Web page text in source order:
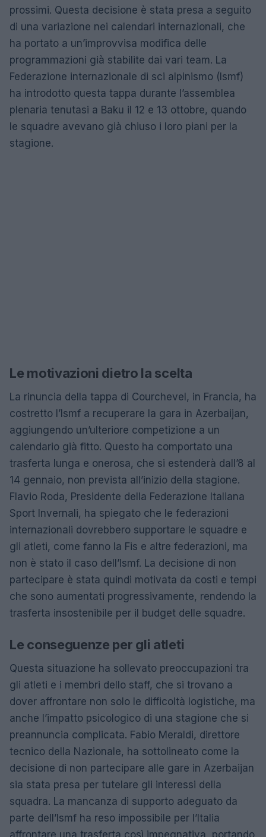
prossimi. Questa decisione è stata presa a seguito
di una variazione nei calendari internazionali, che
ha portato a un’improvvisa modifica delle
programmazioni già stabilite dai vari team. La
Federazione internazionale di sci alpinismo (Ismf)
ha introdotto questa tappa durante l’assemblea
plenaria tenutasi a Baku il 12 e 13 ottobre, quando
le squadre avevano già chiuso i loro piani per la
stagione.
Le motivazioni dietro la scelta
La rinuncia della tappa di Courchevel, in Francia, ha
costretto l’Ismf a recuperare la gara in Azerbaijan,
aggiungendo un’ulteriore competizione a un
calendario già fitto. Questo ha comportato una
trasferta lunga e onerosa, che si estenderà dall’8 al
14 gennaio, non prevista all’inizio della stagione.
Flavio Roda, Presidente della Federazione Italiana
Sport Invernali, ha spiegato che le federazioni
internazionali dovrebbero supportare le squadre e
gli atleti, come fanno la Fis e altre federazioni, ma
non è stato il caso dell’Ismf. La decisione di non
partecipare è stata quindi motivata da costi e tempi
che sono aumentati progressivamente, rendendo la
trasferta insostenibile per il budget delle squadre.
Le conseguenze per gli atleti
Questa situazione ha sollevato preoccupazioni tra
gli atleti e i membri dello staff, che si trovano a
dover affrontare non solo le difficoltà logistiche, ma
anche l’impatto psicologico di una stagione che si
preannuncia complicata. Fabio Meraldi, direttore
tecnico della Nazionale, ha sottolineato come la
decisione di non partecipare alle gare in Azerbaijan
sia stata presa per tutelare gli interessi della
squadra. La mancanza di supporto adeguato da
parte dell’Ismf ha reso impossibile per l’Italia
affrontare una trasferta così impegnativa, portando